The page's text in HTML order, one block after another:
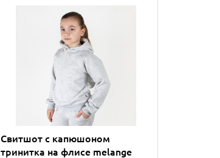
Свитшот с капюшоном
тринитка на флисе melange